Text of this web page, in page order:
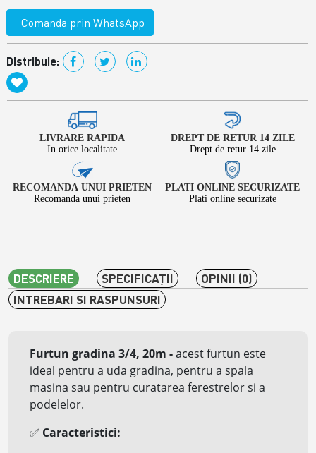
Comanda prin WhatsApp
Distribuie:
LIVRARE RAPIDA
In orice localitate
DREPT DE RETUR 14 ZILE
Drept de retur 14 zile
RECOMANDA UNUI PRIETEN
Recomanda unui prieten
PLATI ONLINE SECURIZATE
Plati online securizate
DESCRIERE SPECIFICAŢII
OPINII (0)
INTREBARI SI RASPUNSURI
Furtun gradina 3/4, 20m -acest furtun este
ideal pentru a uda gradina, pentru a spala
masina sau pentru curatarea ferestrelor si a
podelelor.
✅ Caracteristici: